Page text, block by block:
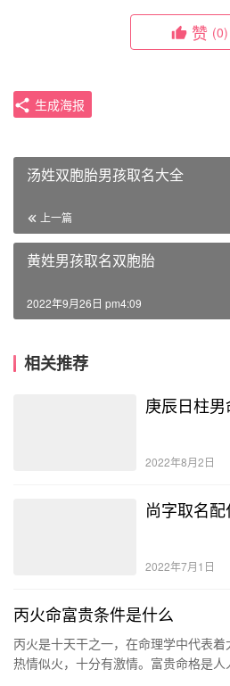
赞 (0)
生成海报
汤姓双胞胎男孩取名大全
上一篇
黄姓男孩取名双胞胎
2022年9月26日 pm4:09
相关推荐
庚辰日柱
2022年8月2日
尚字取名
2022年7月1日
丙火命富贵条件是什么
丙火是十天干之一，在命理学中代表
热情似火，十分有激情。富贵命格是